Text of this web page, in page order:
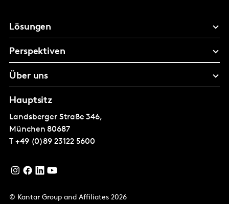
Lösungen
Perspektiven
Über uns
Hauptsitz
Landsberger Straße 346,
München 80687
T +49 (0)89 23122 5600
© Kantar Group and Affiliates 2026